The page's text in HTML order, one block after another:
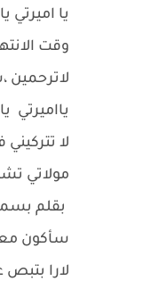
يا اميرتي
وقت
لاترحمين
يااميرتي
لا
مولاتي
بقلم
سأكون
لارا